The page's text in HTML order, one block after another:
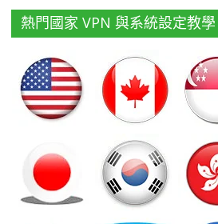
熱門國家 VPN 與系統設定教學